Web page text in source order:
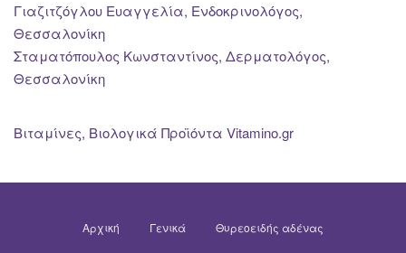
Γιαζιτζόγλου Ευαγγελία, Ενδοκρινολόγος,
Θεσσαλονίκη
Σταματόπουλος Κωνσταντίνος, Δερματολόγος,
Θεσσαλονίκη
Βιταμίνες, Βιολογικά Προϊόντα Vitamino.gr
Αρχική Γενικά Θυρεοειδής αδένας